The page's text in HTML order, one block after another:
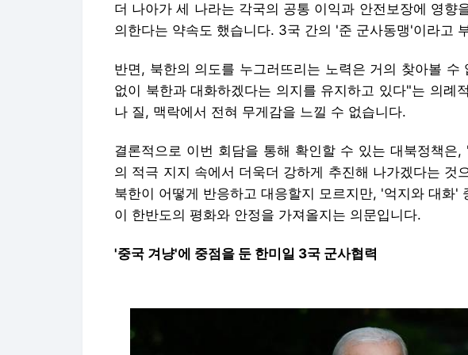
더 나아가 세 나라는 각국의 공통 이익과 안전보장에 영향
의한다는 약속도 했습니다. 3국 간의 '준 군사동맹'이라고
반면, 북한의 의도를 누그러뜨리는 노력은 거의 찾아볼 수
없이 북한과 대화하겠다는 의지를 유지하고 있다"는 의례
나 질, 맥락에서 전혀 무게감을 느낄 수 없습니다.
결론적으로 이번 회담을 통해 확인할 수 있는 대북정책은
의 적극 지지 속에서 더욱더 강하게 추진해 나가겠다는 것
북한이 어떻게 반응하고 대응할지 모르지만, '억지와 대화'
이 한반도의 평화와 안정을 가져올지는 의문입니다.
'중국 겨냥'에 중점을 둔 한미일 3국 군사협력